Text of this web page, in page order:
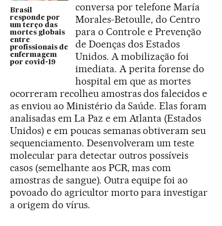
Brasil
responde por
um terço das
mortes globais
entre
profissionais de
enfermagem
por covid-19
conversa por telefone María
Morales-Betoulle, do Centro
para o Controle e Prevenção
de Doenças dos Estados
Unidos. A mobilização foi
imediata. A perita forense do
hospital em que as mortes
ocorreram recolheu amostras dos falecidos e
as enviou ao Ministério da Saúde. Elas foram
analisadas em La Paz e em Atlanta (Estados
Unidos) e em poucas semanas obtiveram seu
sequenciamento. Desenvolveram um teste
molecular para detectar outros possíveis
casos (semelhante aos PCR, mas com
amostras de sangue). Outra equipe foi ao
povoado do agricultor morto para investigar
a origem do vírus.